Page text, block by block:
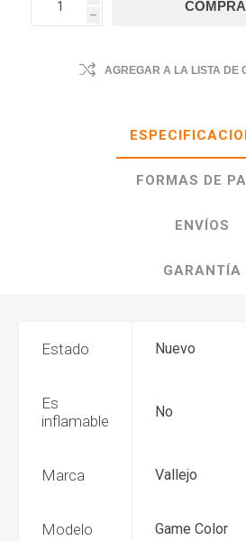
h
AGREGAR A LA LISTA DE
FORMAS DE
ENVÍOS
GARANTÍA
Estado Nuevo
Es
inflamable
No
Marca Vallejo
Modelo Game Color